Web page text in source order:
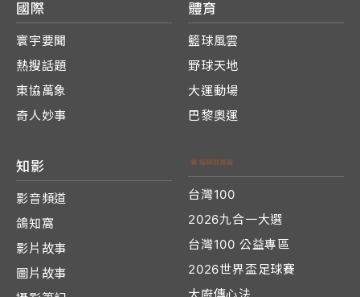
國際
寰宇要聞
熱搜話題
東協萬象
奇人妙事
體育
籃球風雲
野球天地
大運動場
巴黎奧運
知影
影音頻道
鴿知窩
影片故事
圖片故事
台灣100
2026九合一大選
台灣100 公益專區
2026世界盃足球賽